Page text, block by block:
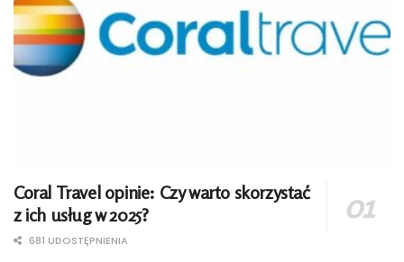
Coral Travel opinie: Czy warto skorzystać
z ich usług w 2025?
681 UDOSTĘPNIENIA